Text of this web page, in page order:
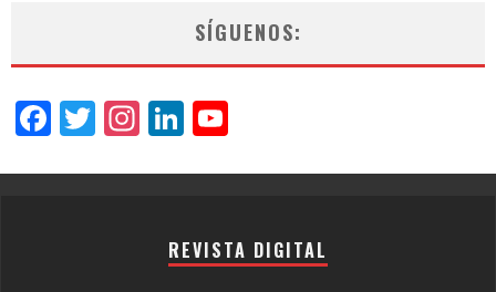
SÍGUENOS:
Facebook
Twitter
Instagram
LinkedIn
REVISTA DIGITAL